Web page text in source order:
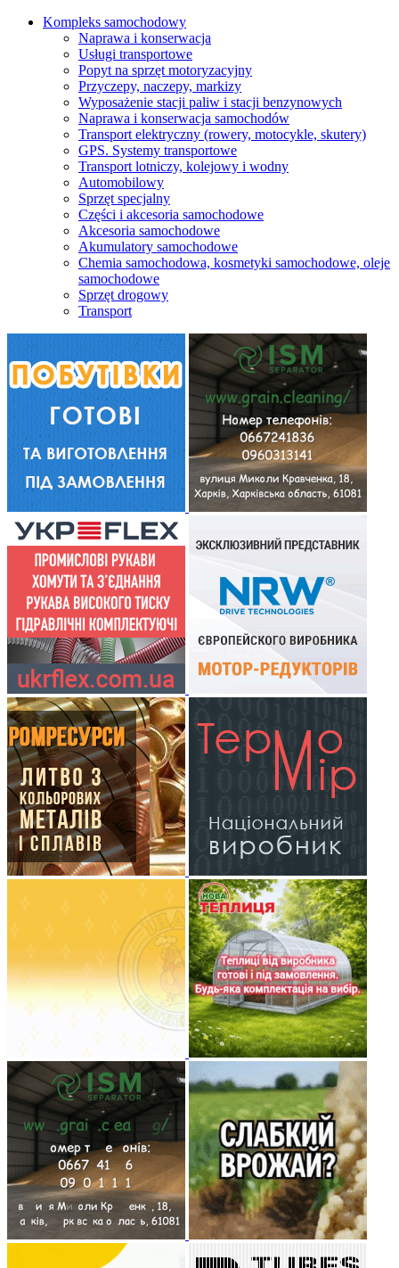
Kompleks samochodowy
Naprawa i konserwacja
Usługi transportowe
Popyt na sprzęt motoryzacyjny
Przyczepy, naczepy, markizy
Wyposażenie stacji paliw i stacji benzynowych
Naprawa i konserwacja samochodów
Transport elektryczny (rowery, motocykle, skutery)
GPS. Systemy transportowe
Transport lotniczy, kolejowy i wodny
Automobilowy
Sprzęt specjalny
Części i akcesoria samochodowe
Akcesoria samochodowe
Akumulatory samochodowe
Chemia samochodowa, kosmetyki samochodowe, oleje
samochodowe
Sprzęt drogowy
Transport